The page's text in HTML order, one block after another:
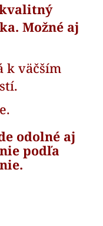
Možné aj
k väčším
odolné aj
podľa